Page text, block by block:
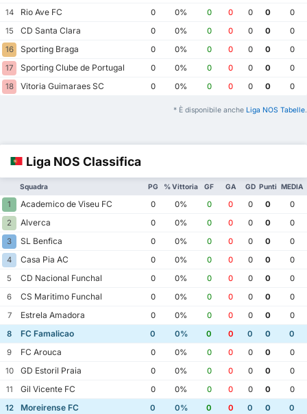
14
Rio Ave FC 0 0% 0 0 0 0
0
15
CD Santa Clara 0 0% 0 0 0 0
0
16
Sporting Braga 0 0% 0 0 0 0
0
17
Sporting Clube de Portugal 0 0% 0 0 0 0
0
18
Vitoria Guimaraes SC 0 0% 0 0 0 0 0
* È disponibile anche Liga NOS Tabelle.
Liga NOS Classifica
Squadra PG % Vittoria GF GA GD Punti MEDIA
1 Academico de Viseu FC 0 0% 0 0 0 0
0
2
Alverca 0 0% 0 0 0 0
0
3
SL Benfica 0 0% 0 0 0 0
0
4
Casa Pia AC 0 0% 0 0 0 0
0
5
CD Nacional Funchal 0 0% 0 0 0 0
0
6
CS Maritimo Funchal 0 0% 0 0 0 0
0
7
Estrela Amadora 0 0% 0 0 0 0
0
8
FC Famalicao 0 0% 0 0 0 0
0
9
FC Arouca 0 0% 0 0 0 0
0
10
GD Estoril Praia 0 0% 0 0 0 0
0
11
Gil Vicente FC 0 0% 0 0 0 0
0
12
Moreirense FC 0 0% 0 0 0 0
0